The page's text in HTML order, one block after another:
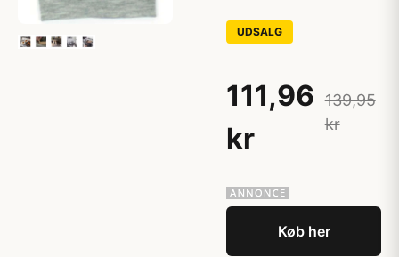
UDSALG
111,96
kr
139,95
kr
Køb her